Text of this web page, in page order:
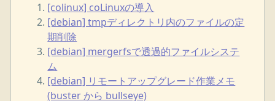
[colinux] coLinuxの導入
[debian] tmpディレクトリ内のファイルの定
期削除
[debian] mergerfsで透過的ファイルシステ
ム
[debian] リモートアップグレード作業メモ
(buster から bullseye)